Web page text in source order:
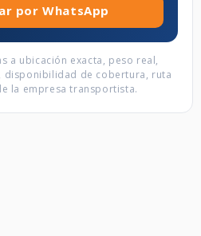
por WhatsApp
a ubicación exacta, peso real,
disponibilidad de cobertura, ruta
la empresa transportista.